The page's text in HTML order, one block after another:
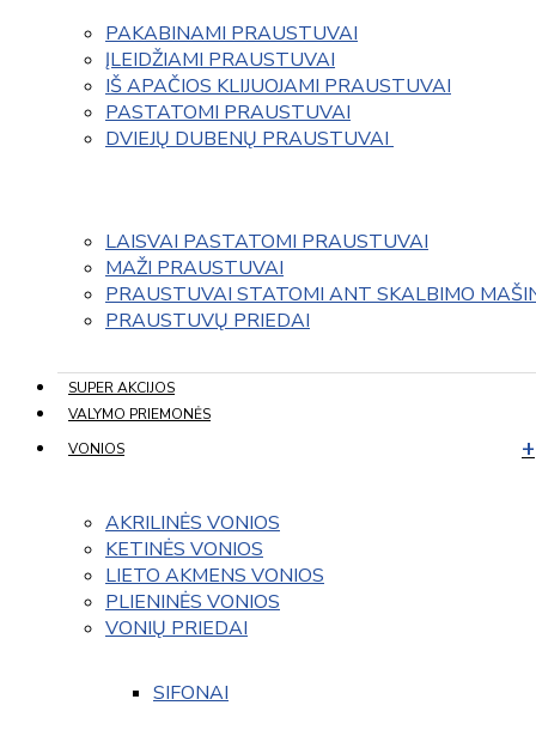
PAKABINAMI PRAUSTUVAI
ĮLEIDŽIAMI PRAUSTUVAI
IŠ APAČIOS KLIJUOJAMI PRAUSTUVAI
PASTATOMI PRAUSTUVAI
DVIEJŲ DUBENŲ PRAUSTUVAI
LAISVAI PASTATOMI PRAUSTUVAI
MAŽI PRAUSTUVAI
PRAUSTUVAI STATOMI ANT SKALBIMO
PRAUSTUVŲ PRIEDAI
SUPER AKCIJOS
VALYMO PRIEMONĖS
VONIOS
AKRILINĖS VONIOS
KETINĖS VONIOS
LIETO AKMENS VONIOS
PLIENINĖS VONIOS
VONIŲ PRIEDAI
SIFONAI